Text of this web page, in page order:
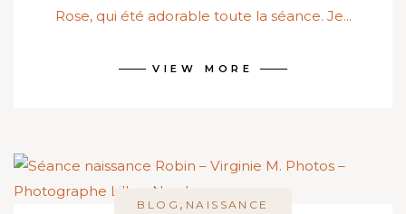
Rose, qui été adorable toute la séance. Je...
VIEW MORE
BLOG , NAISSANCE